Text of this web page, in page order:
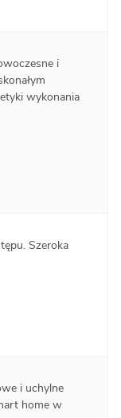
i
wykonania
Szeroka
i uchylne
home w